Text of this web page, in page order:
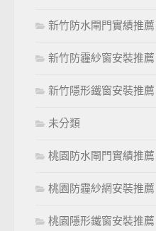
新竹防水閘門實績推薦
新竹防霾紗窗安裝推薦
新竹隱形鐵窗安裝推薦
未分類
桃園防水閘門實績推薦
桃園防霾紗網安裝推薦
桃園隱形鐵窗安裝推薦